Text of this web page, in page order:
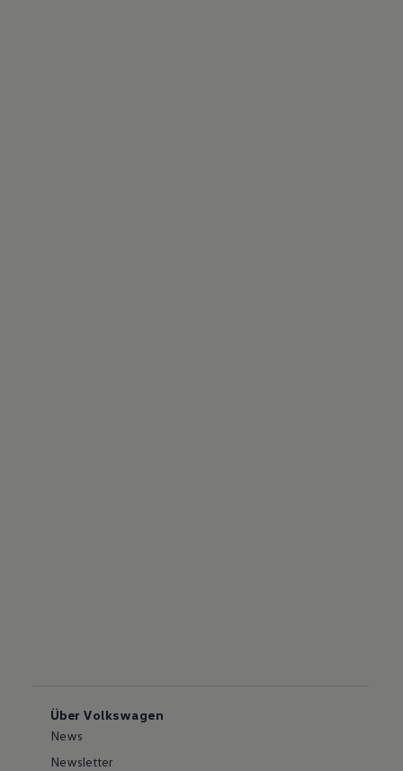
Über Volkswagen
News
Newsletter